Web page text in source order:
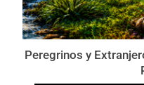
Peregrinos y